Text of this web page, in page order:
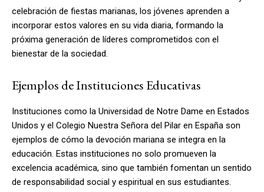
celebración de fiestas marianas, los jóvenes aprenden a
incorporar estos valores en su vida diaria, formando la
próxima generación de líderes comprometidos con el
bienestar de la sociedad.
Ejemplos de Instituciones Educativas
Instituciones como la Universidad de Notre Dame en Estados
Unidos y el Colegio Nuestra Señora del Pilar en España son
ejemplos de cómo la devoción mariana se integra en la
educación. Estas instituciones no solo promueven la
excelencia académica, sino que también fomentan un sentido
de responsabilidad social y espiritual en sus estudiantes.